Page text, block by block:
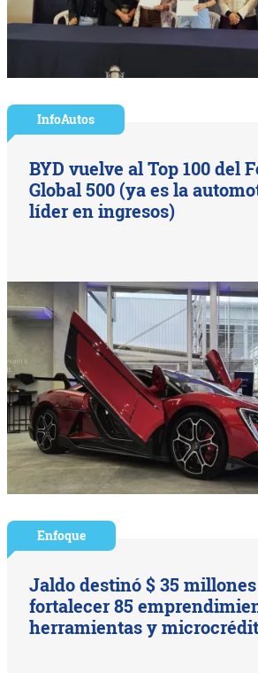
InfoAutos
BYD vuelve al Top 100 del
Global 500 (ya es la
líder en ingresos)
Enfoque
Jaldo destinó $ 35
fortalecer 85
herramientas y